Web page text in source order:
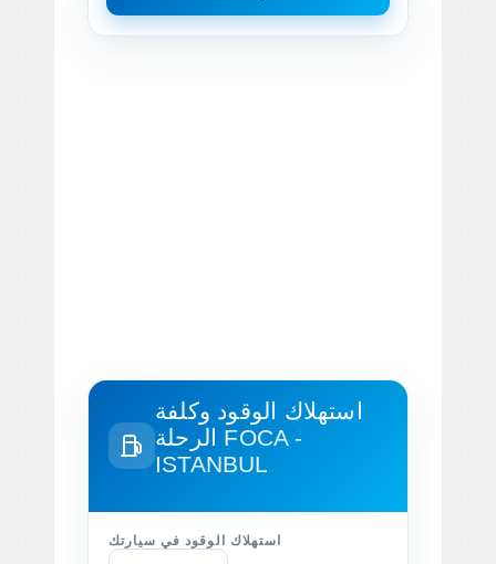
استهلاك الوقود وكلفة
FOCA -
ISTANBUL
استهلاك الوقود في سيارتك